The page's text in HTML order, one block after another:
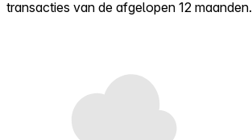
transacties van de afgelopen 12 maanden.